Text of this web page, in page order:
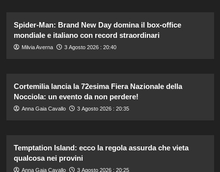
Spider-Man: Brand New Day domina il box-office
mondiale e italiano con record straordinari
Milvia Averna 3 Agosto 2026 : 20:40
Cortemilia lancia la 72esima Fiera Nazionale della
Nocciola: un evento da non perdere!
Anna Gaia Cavallo 3 Agosto 2026 : 20:35
Temptation Island: ecco la regola assurda che vieta
qualcosa nei provini
Anna Gaia Cavallo 3 Agosto 2026 : 20:25